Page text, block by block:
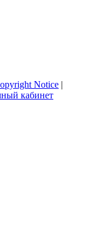
Notice |
кабинет